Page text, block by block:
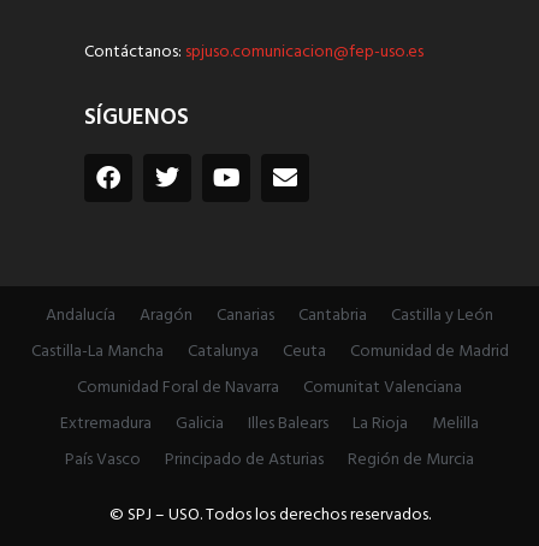
Contáctanos: spjuso.comunicacion@fep-uso.es
SÍGUENOS
Andalucía Aragón Canarias Cantabria
Castilla y León
Castilla-La Mancha
Catalunya Ceuta
Comunidad de Madrid
Comunidad Foral de Navarra
Comunitat Valenciana
Extremadura
Galicia Illes Balears La Rioja
Melilla
País Vasco
Principado de Asturias
Región de Murcia
© SPJ – USO. Todos los derechos reservados.